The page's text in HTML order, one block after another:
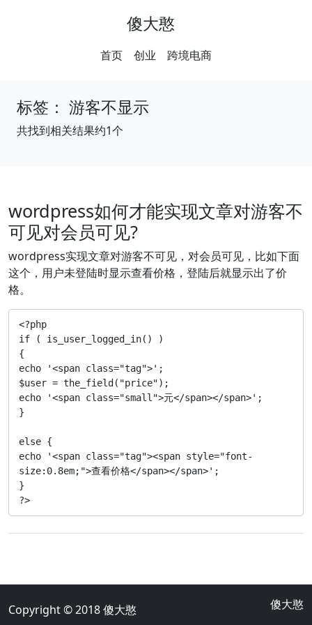
傻大憨
首页 创业 跨境电商
标签： 游客不显示
共找到相关结果约1个
wordpress如何才能实现文章对游客不
可见对会员可见?
wordpress实现文章对游客不可见，对会员可见，比如下面
这个，用户未登陆时显示查看价格，登陆后就显示出了价
格。
<?php
if ( is_user_logged_in() )
{
echo '<span class="tag">';
$user = the_field("price");
echo '<span class="small">元</span></span>';
}
else {
echo '<span class="tag"><span style="font-
size:0.8em;">查看价格</span></span>';
}
?>
Copyright © 2018傻大憨 傻大憨